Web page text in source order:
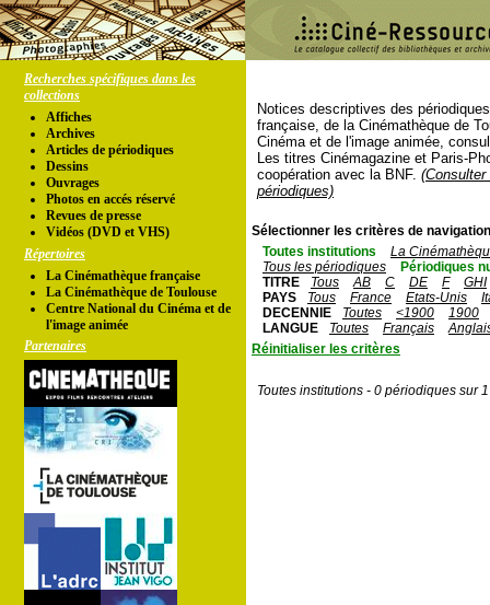
Recherches spécifiques dans les
collections
Affiches
Archives
Articles de périodiques
Dessins
Ouvrages
Photos en accés réservé
Revues de presse
Vidéos (DVD et VHS)
Répertoires
La Cinémathèque française
La Cinémathèque de Toulouse
Centre National du Cinéma et de
l'image animée
Partenaires
Notices descriptives des
française, de la Cinémathèque de
Cinéma et de l'image animée,
Les titres Cinémagazine et Paris-
coopération avec la BNF.
périodiques)
Sélectionner les critères de
Toutes institutions
La
Tous les périodiques
Périodiques
TITRE
Tous AB C DE F
GHI
PAYS
Tous France Etats-Unis
DECENNIE
Toutes <1900
1900
LANGUE
Toutes Français
Réinitialiser les critères
Toutes institutions - 0 périodiques sur